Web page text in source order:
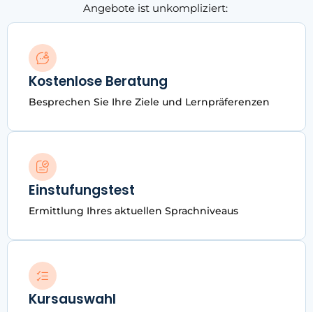
Angebote ist unkompliziert:
Kostenlose Beratung
Besprechen Sie Ihre Ziele und Lernpräferenzen
Einstufungstest
Ermittlung Ihres aktuellen Sprachniveaus
Kursauswahl